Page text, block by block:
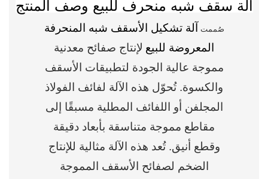
آلة سقف شبه منحرف للبيع وصف المنتج
صُممت آلة تشكيل الأسقف شبه المنحرفة
المعروضة للبيع لإنتاج صفائح معدنية
مموجة عالية الجودة لتطبيقات الأسقف
والكسوة. تُحوّل هذه الآلة لفائف الفولاذ
المجلفن أو اللفائف المطلية مسبقًا إلى
مقاطع مموجة متناسقة بأبعاد دقيقة
وقطع أنيق. تُعد هذه الآلة مثالية للإنتاج
الضخم لصفائح الأسقف المموجة